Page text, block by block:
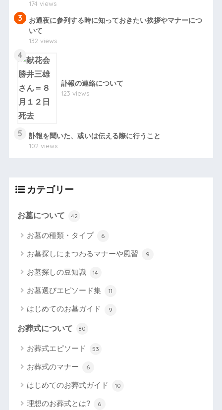
174 views
3
お通夜に参列する時に知っておきたい挨拶やマナーにつ
いて
132 views
4
訃報の連絡について
123 views
5
訃報を聞いた、或いは伝える際に行うこと
102 views
カテゴリー
お墓について 42
お墓の種類・タイプ 6
お墓探しにまつわるマナーや風習 9
お墓探しの豆知識 14
お墓選びエピソード集 11
はじめてのお墓ガイド 9
お葬式について 80
お葬式エピソード 53
お葬式のマナー 6
はじめてのお葬式ガイド 10
理想のお葬式とは? 6